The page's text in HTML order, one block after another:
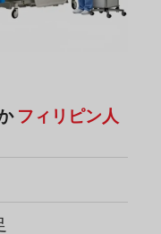
フィリピン人